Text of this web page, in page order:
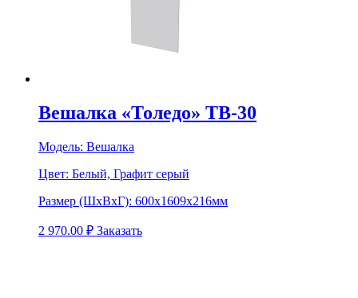
Вешалка «Толедо» ТВ-30
Модель: Вешалка
Цвет: Белый, Графит серый
Размер (ШхВхГ): 600х1609х216мм
2 970.00 ₽ Заказать